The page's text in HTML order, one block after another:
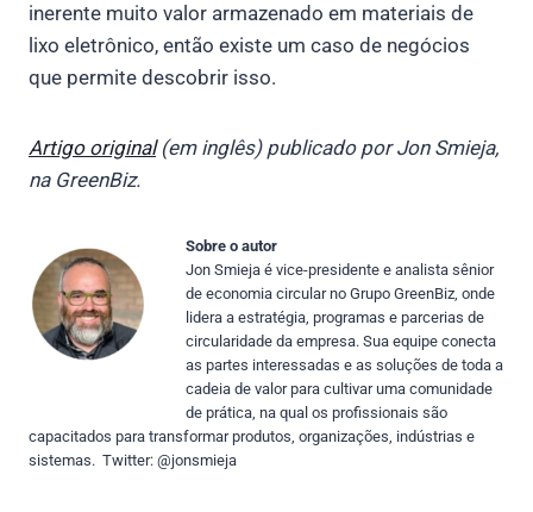
inerente muito valor armazenado em materiais de
lixo eletrônico, então existe um caso de negócios
que permite descobrir isso.
Artigo original(em inglês) publicado por Jon Smieja,
na GreenBiz.
Sobre o autor
Jon Smieja é vice-presidente e analista sênior
de economia circular no Grupo GreenBiz, onde
lidera a estratégia, programas e parcerias de
circularidade da empresa. Sua equipe conecta
as partes interessadas e as soluções de toda a
cadeia de valor para cultivar uma comunidade
de prática, na qual os profissionais são
capacitados para transformar produtos, organizações, indústrias e
sistemas. Twitter: @jonsmieja